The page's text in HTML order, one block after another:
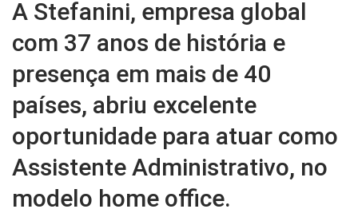
A Stefanini, empresa global
com 37 anos de história e
presença em mais de 40
países, abriu excelente
oportunidade para atuar como
Assistente Administrativo, no
modelo home office.